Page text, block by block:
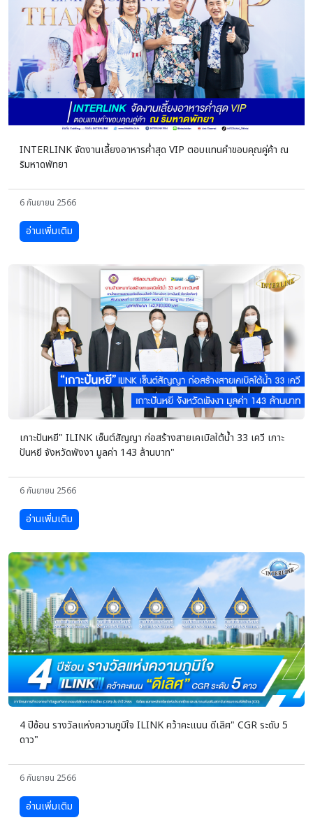
INTERLINK จัดงานเลี้ยงอาหารค่ำสุด VIP ตอบแทนคำขอบคุณคู่ค้า ณ
ริมหาดพัทยา
6 กันยายน 2566
อ่านเพิ่มเติม
เกาะปันหยี" ILINK เซ็นต์สัญญา ก่อสร้างสายเคเบิลใต้น้ำ 33 เควี เกาะ
ปันหยี จังหวัดพังงา มูลค่า 143 ล้านบาท"
6 กันยายน 2566
อ่านเพิ่มเติม
4 ปีซ้อน รางวัลแห่งความภูมิใจ ILINK คว้าคะแนน ดีเลิศ" CGR ระดับ 5
ดาว"
6 กันยายน 2566
อ่านเพิ่มเติม